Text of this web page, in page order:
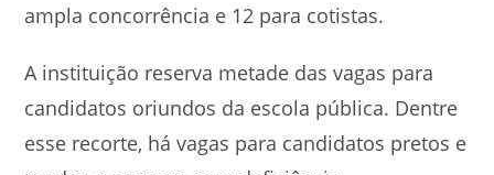
ampla concorrência e 12 para cotistas.
A instituição reserva metade das vagas para
candidatos oriundos da escola pública. Dentre
esse recorte, há vagas para candidatos pretos e